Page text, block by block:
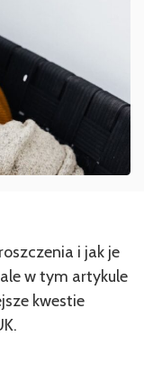
i jak je
w tym artykule
kwestie